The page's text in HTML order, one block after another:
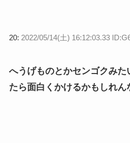
20: 2022/05/14(土) 16:12:03.33
へうげものとかセンゴクみた
たら面白くかけるかもしれん